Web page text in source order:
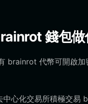
錢包做
brainrot 代幣可開啟加
中心化交易所積極交易